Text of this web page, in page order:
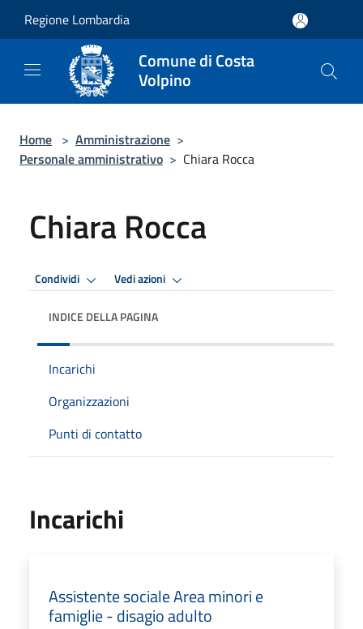
Regione Lombardia
Comune di Costa
Volpino
Home > Amministrazione >
Personale amministrativo > Chiara Rocca
Chiara Rocca
Condividi Vedi azioni
INDICE DELLA PAGINA
Incarichi
Organizzazioni
Punti di contatto
Incarichi
Assistente sociale Area minori e
famiglie - disagio adulto